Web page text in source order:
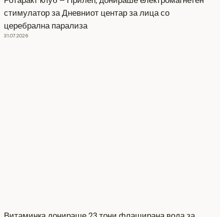
стимулатор за Дневниот центар за лица со
церебрална парализа
31.07.2026